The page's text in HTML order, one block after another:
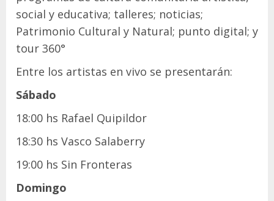
social y educativa; talleres; noticias;
Patrimonio Cultural y Natural; punto digital; y
tour 360°
Entre los artistas en vivo se presentarán:
Sábado
18:00 hs Rafael Quipildor
18:30 hs Vasco Salaberry
19:00 hs Sin Fronteras
Domingo